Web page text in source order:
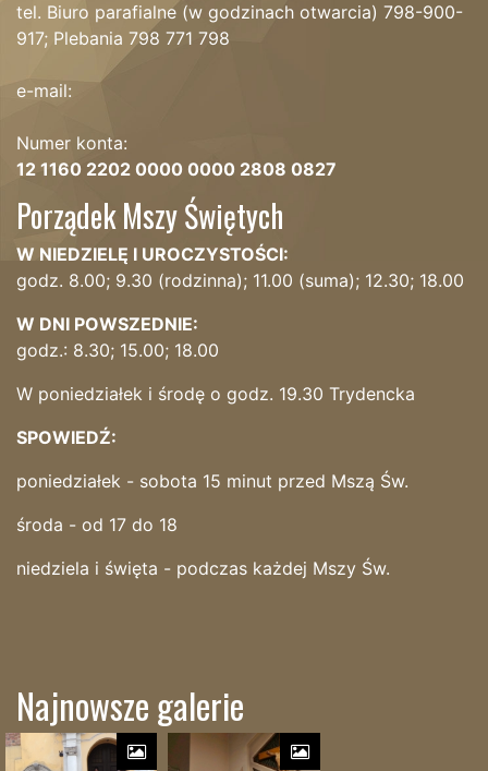
tel. Biuro parafialne (w godzinach otwarcia) 798-900-
917; Plebania 798 771 798
e-mail:
Numer konta:
12 1160 2202 0000 0000 2808 0827
Porządek Mszy Świętych
W NIEDZIELĘ I UROCZYSTOŚCI:
godz. 8.00; 9.30 (rodzinna); 11.00 (suma); 12.30; 18.00
W DNI POWSZEDNIE:
godz.: 8.30; 15.00; 18.00
W poniedziałek i środę o godz. 19.30 Trydencka
SPOWIEDŹ:
poniedziałek - sobota 15 minut przed Mszą Św.
środa - od 17 do 18
niedziela i święta - podczas każdej Mszy Św.
Najnowsze galerie